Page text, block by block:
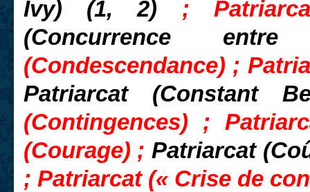
Ivy) (1, 2) ;
(Concurrence
(Condescendance) ;
Patriarcat (Constant
(Contingences) ;
(Courage) ;Patriarcat
; Patriarcat (« Crise de